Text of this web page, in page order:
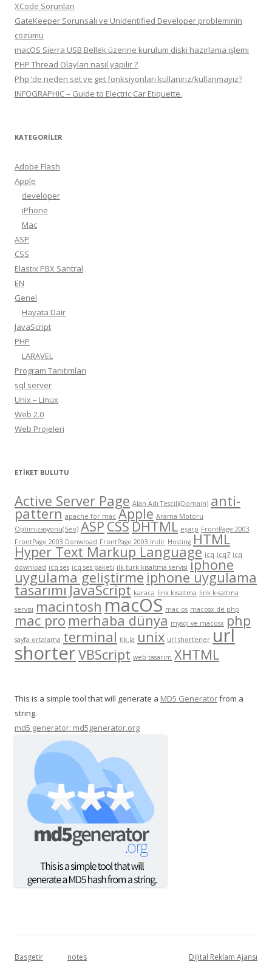
XCode Sorunları
GateKeeper Sorunsalı ve Unidentified Developer probleminin
çözümü
macOS Sierra USB Bellek üzerine kurulum diski hazırlama işlemi
PHP Thread Olayları nasıl yapılır ?
Php ‘de neden set ve get fonksiyonları kullanırız/kullanmayız?
INFOGRAPHIC – Guide to Electric Car Etiquette.
KATEGORILER
Adobe Flash
Apple
developer
iPhone
Mac
ASP
CSS
Elastix PBX Santral
EN
Genel
Hayata Dair
JavaScript
PHP
LARAVEL
Program Tanıtımları
sql server
Unix – Linux
Web 2.0
Web Projeleri
ETIKET BULUTU
Active Server Page Alan Adı Tescili(Domain) anti-
pattern apache for mac Apple Arama Motoru
Optimizasyonu(Seo) ASP CSSDHTML eşarp FrontPage 2003
FrontPage 2003 Donwload FrontPage 2003 indir Hosting HTML
Hyper Text Markup Language icq icq7 icq
download icq ses icq ses paketi ilk türk kısaltma servisi iphone
uygulama geliştirme iphone uygulama
tasarımıJavaScript karaca link kısaltma link kısaltma
servisi macintosh macOS mac os macosx de php
mac pro merhaba dünya mysql ve macosx php
sayfa ortalama terminal tik.la unix url shortener url
shorterVBScript web tasarım XHTML
This is a simple tool that will generate a MD5 Generatorfrom a
string.
md5 generator: md5generator.org
Basgetir Dijital Reklam Ajansı
notes